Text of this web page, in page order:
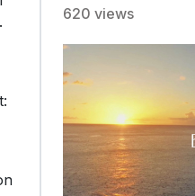
Erlebnisse
620 views